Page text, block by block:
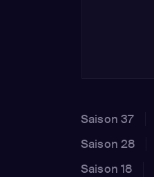
Saison 37
Saison 28
Saison 18